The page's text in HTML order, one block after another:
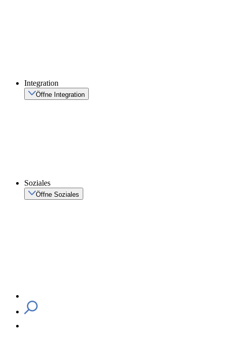
Integration
Öffne Integration
Soziales
Öffne Soziales